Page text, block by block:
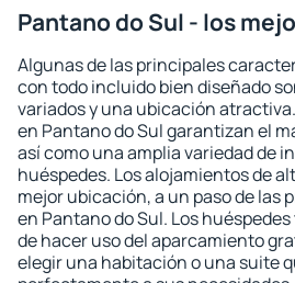
Pantano do Sul - los
Algunas de las principales
con todo incluido bien diseñado
variados y una ubicación
en Pantano do Sul garantizan el
así como una amplia variedad de
huéspedes. Los alojamientos de
mejor ubicación, a un paso de las
en Pantano do Sul. Los
de hacer uso del aparcamiento
elegir una habitación o una suite